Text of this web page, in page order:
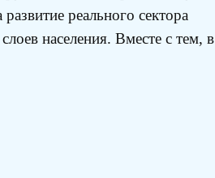
реального сектора
населения. Вместе с тем, в